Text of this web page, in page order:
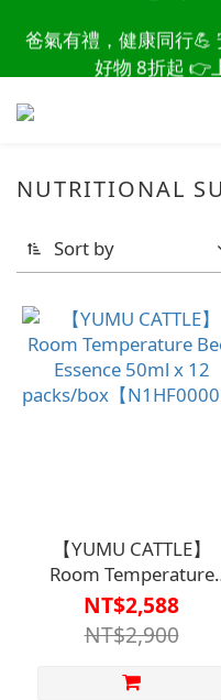
讀懂爸爸總說「不用
思，找
爸氣有禮，健康同行
好物 8折起 👉
讀懂爸爸總說「不
思，找
NUTRITIONAL
Sort by
【YUMU CATTLE】
Room Temperature
Beef Essence 50ml x
12
packs/box【
NT$2,588
NT$2,900